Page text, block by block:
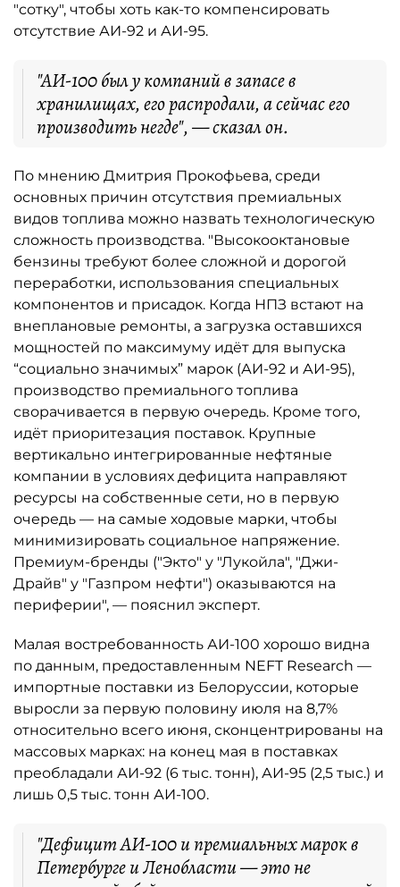
"сотку", чтобы хоть как-то компенсировать
отсутствие АИ-92 и АИ-95.
"АИ-100 был у компаний в запасе в
хранилищах, его распродали, а сейчас его
производить негде", — сказал он.
По мнению Дмитрия Прокофьева, среди
основных причин отсутствия премиальных
видов топлива можно назвать технологическую
сложность производства. "Высокооктановые
бензины требуют более сложной и дорогой
переработки, использования специальных
компонентов и присадок. Когда НПЗ встают на
внеплановые ремонты, а загрузка оставшихся
мощностей по максимуму идёт для выпуска
“социально значимых” марок (АИ-92 и АИ-95),
производство премиального топлива
сворачивается в первую очередь. Кроме того,
идёт приоритезация поставок. Крупные
вертикально интегрированные нефтяные
компании в условиях дефицита направляют
ресурсы на собственные сети, но в первую
очередь — на самые ходовые марки, чтобы
минимизировать социальное напряжение.
Премиум-бренды ("Экто" у "Лукойла", "Джи-
Драйв" у "Газпром нефти") оказываются на
периферии", — пояснил эксперт.
Малая востребованность АИ-100 хорошо видна
по данным, предоставленным NEFT Research —
импортные поставки из Белоруссии, которые
выросли за первую половину июля на 8,7%
относительно всего июня, сконцентрированы на
массовых марках: на конец мая в поставках
преобладали АИ-92 (6 тыс. тонн), АИ-95 (2,5 тыс.) и
лишь 0,5 тыс. тонн АИ-100.
"Дефицит АИ-100 и премиальных марок в
Петербурге и Ленобласти — это не